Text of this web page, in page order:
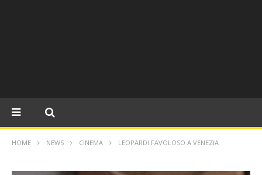
HOME NEWS CINEMA LEOPARDI FAVOLOSO A VENEZIA